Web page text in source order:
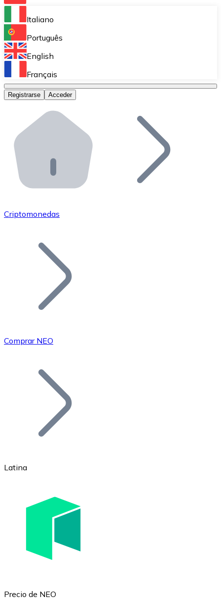
Bitnovo Ramp
Integra nuestra solución en tu plataforma.
Bitnovo Giftcards
Bitnovo OTC
Bitnovo ATM
Integra un ATM Bitnovo en tu negocio y permite que
Bitnovo API
Integra nuestra API en tu ecosistema.
Únete a nuestra red de distribuidores.
Añade tu proyecto a nuestro ecosistema.
Bitcoin
Ethereum
Italiano
Português
English
Français
Registrarse Acceder
Criptomonedas
Comprar NEO
Latina
Precio de NEO